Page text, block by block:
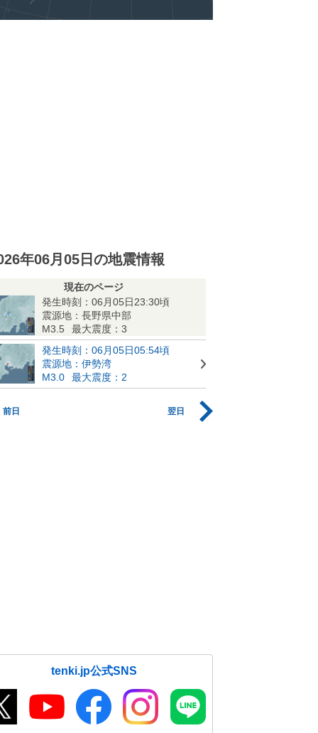
年06月05日の地震情報
現在のページ
発生時刻：06月05日23:30頃
震源地：長野県中部
M3.5
最大震度：3
発生時刻：06月05日05:54頃
震源地：伊勢湾
M3.0
最大震度：2
前日 翌日
tenki.jp公式SNS